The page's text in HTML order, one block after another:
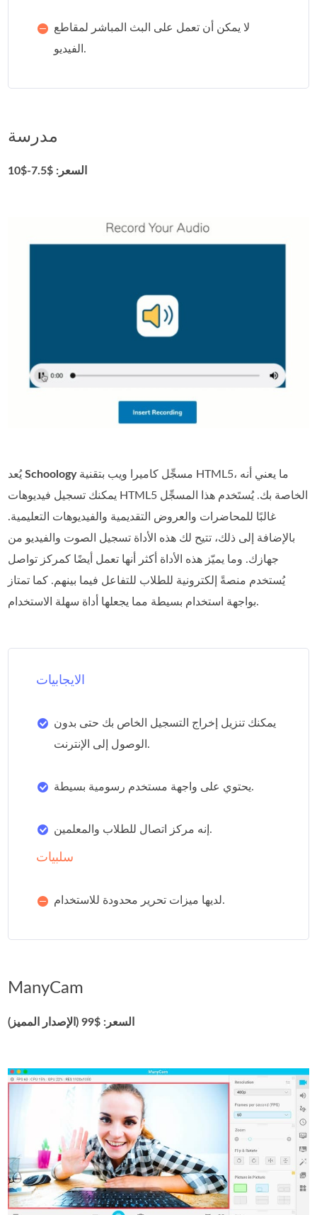
لا يمكن أن تعمل على البث المباشر لمقاطع
الفيديو.
مدرسة
السعر: $7.5-$10
يُعدSchoologyمسجِّل كاميرا ويب بتقنية HTML5، ما يعني أنه
يمكنك تسجيل فيديوهات HTML5 الخاصة بك. يُستَخدم هذا المسجِّل
غالبًا للمحاضرات والعروض التقديمية والفيديوهات التعليمية.
بالإضافة إلى ذلك، تتيح لك هذه الأداة تسجيل الصوت والفيديو من
جهازك. وما يميّز هذه الأداة أكثر أنها تعمل أيضًا كمركز تواصل
يُستخدم منصةً إلكترونية للطلاب للتفاعل فيما بينهم. كما تمتاز
بواجهة استخدام بسيطة مما يجعلها أداة سهلة الاستخدام.
الايجابيات
يمكنك تنزيل إخراج التسجيل الخاص بك حتى بدون
الوصول إلى الإنترنت.
يحتوي على واجهة مستخدم رسومية بسيطة.
إنه مركز اتصال للطلاب والمعلمين.
سلبيات
لديها ميزات تحرير محدودة للاستخدام.
ManyCam
السعر: $99 (الإصدار المميز)